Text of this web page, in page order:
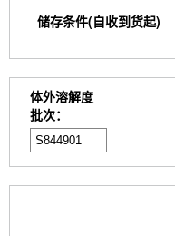
储存条件(自收到货起)
体外溶解度
批次：